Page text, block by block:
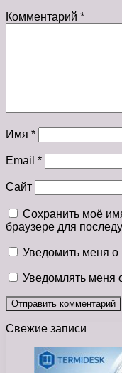
Комментарий *
Имя *
Email *
Сайт
Сохранить моё
браузере для
Уведомить меня о
Уведомлять меня
Свежие записи